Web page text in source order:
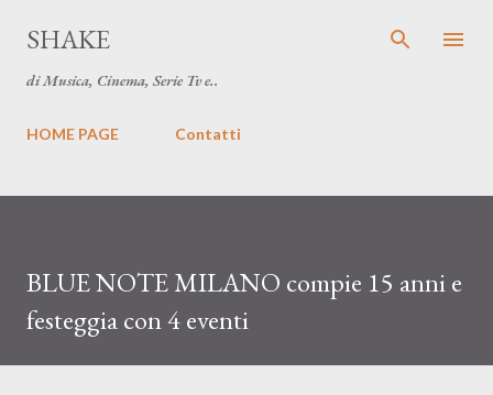
SHAKE
di Musica, Cinema, Serie Tv e..
HOME PAGE Contatti
BLUE NOTE MILANO compie 15 anni e
festeggia con 4 eventi